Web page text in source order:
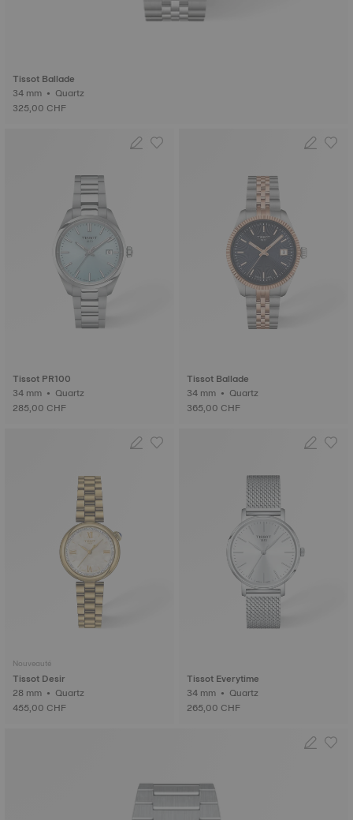
Tissot Ballade
34 mm • Quartz
325,00 CHF
Tissot PR100
34 mm • Quartz
285,00 CHF
Tissot Ballade
34 mm • Quartz
365,00 CHF
Nouveauté
Tissot Desir
28 mm • Quartz
455,00 CHF
Tissot Everytime
34 mm • Quartz
265,00 CHF